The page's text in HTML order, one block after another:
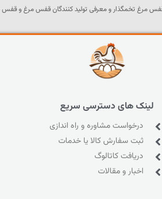
تخمگذار و معرفی تولید کنندگان قفس مرغ و قفس
لینک های دسترسی سریع
درخواست مشاوره و راه اندازی
ثبت سفارش کالا یا خدمات
دریافت کاتالوگ
اخبار و مقالات